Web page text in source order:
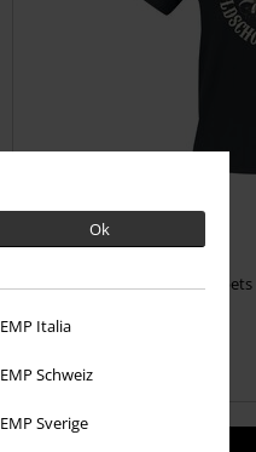
Ok
EMP Italia
EMP Schweiz
EMP Sverige
Desde24,99 €
16,99 €
Sons Of Ironists The Muppets